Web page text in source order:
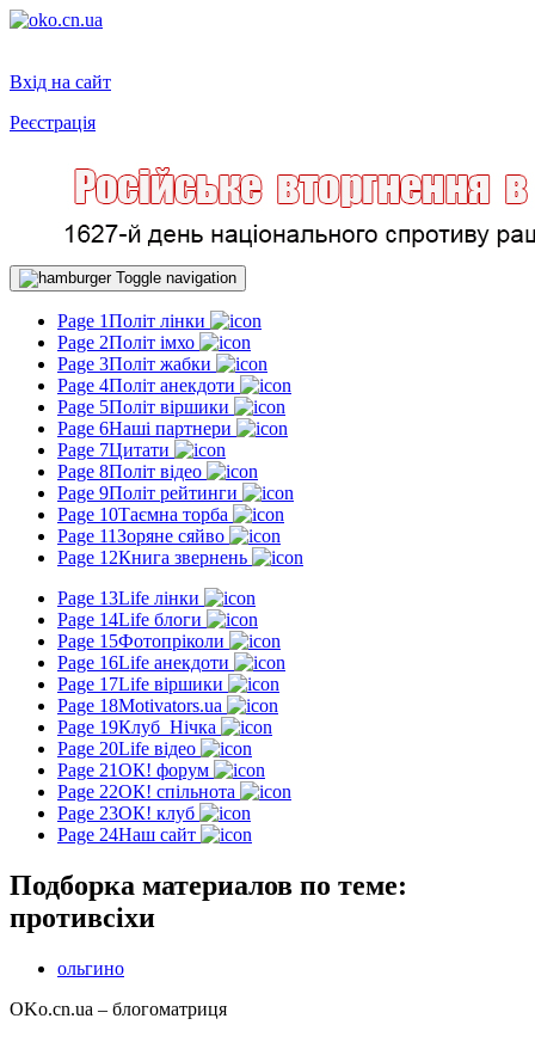
Вхід на сайт
Реєстрація
Toggle navigation
Page 1Політ лінки
Page 2Політ імхо
Page 3Політ жабки
Page 4Політ анекдоти
Page 5Політ віршики
Page 6Наші партнери
Page 7Цитати
Page 8Політ відео
Page 9Політ рейтинги
Page 10Таємна торба
Page 11Зоряне сяйво
Page 12Книга звернень
Page 13Life лінки
Page 14Life блоги
Page 15Фотопріколи
Page 16Life анекдоти
Page 17Life віршики
Page 18Motivators.ua
Page 19Клуб_Нічка
Page 20Life відео
Page 21ОК! форум
Page 22ОК! спільнота
Page 23ОК! клуб
Page 24Наш сайт
Подборка материалов по теме:
противсіхи
ольгино
OKo.cn.ua – блогоматриця